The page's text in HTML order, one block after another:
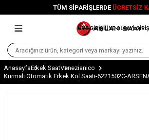
TÜM SİPARİŞLERDE ÜCRETSİZ
ÜYE GİRİŞİÜYE OLBAYİ
AnasayfaErkek SaatVenezianico
Kurmalı Otomatik Erkek Kol Saati-6221502C-